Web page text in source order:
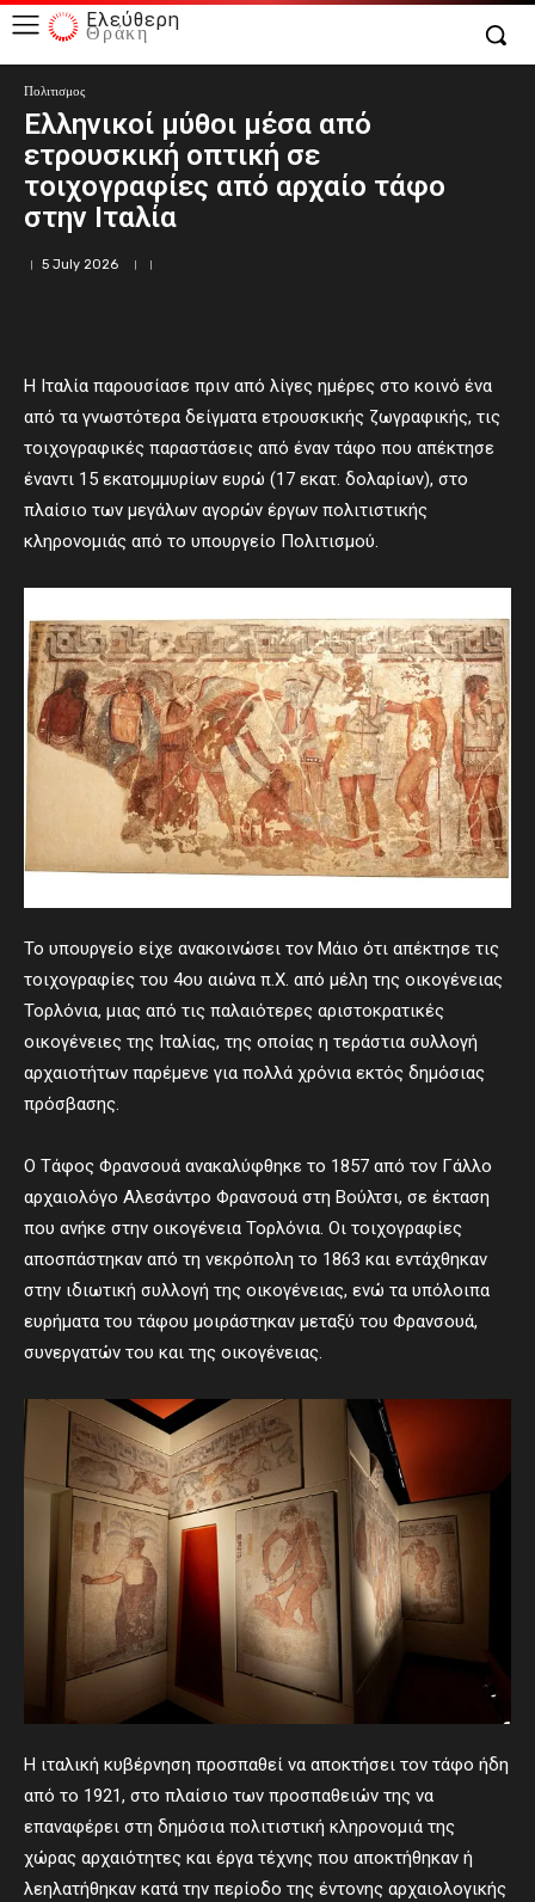
Ελεύθερη
Θράκη
Πολιτισμος
Ελληνικοί μύθοι μέσα από
ετρουσκική οπτική σε
τοιχογραφίες από αρχαίο τάφο
στην Ιταλία
5 July 2026
Η Ιταλία παρουσίασε πριν από λίγες ημέρες στο κοινό ένα
από τα γνωστότερα δείγματα ετρουσκικής ζωγραφικής, τις
τοιχογραφικές παραστάσεις από έναν τάφο που απέκτησε
έναντι 15 εκατομμυρίων ευρώ (17 εκατ. δολαρίων), στο
πλαίσιο των μεγάλων αγορών έργων πολιτιστικής
κληρονομιάς από το υπουργείο Πολιτισμού.
Το υπουργείο είχε ανακοινώσει τον Μάιο ότι απέκτησε τις
τοιχογραφίες του 4ου αιώνα π.Χ. από μέλη της οικογένειας
Τορλόνια, μιας από τις παλαιότερες αριστοκρατικές
οικογένειες της Ιταλίας, της οποίας η τεράστια συλλογή
αρχαιοτήτων παρέμενε για πολλά χρόνια εκτός δημόσιας
πρόσβασης.
Ο Τάφος Φρανσουά ανακαλύφθηκε το 1857 από τον Γάλλο
αρχαιολόγο Αλεσάντρο Φρανσουά στη Βούλτσι, σε έκταση
που ανήκε στην οικογένεια Τορλόνια. Οι τοιχογραφίες
αποσπάστηκαν από τη νεκρόπολη το 1863 και εντάχθηκαν
στην ιδιωτική συλλογή της οικογένειας, ενώ τα υπόλοιπα
ευρήματα του τάφου μοιράστηκαν μεταξύ του Φρανσουά,
συνεργατών του και της οικογένειας.
Η ιταλική κυβέρνηση προσπαθεί να αποκτήσει τον τάφο ήδη
από το 1921, στο πλαίσιο των προσπαθειών της να
επαναφέρει στη δημόσια πολιτιστική κληρονομιά της
χώρας αρχαιότητες και έργα τέχνης που αποκτήθηκαν ή
λεηλατήθηκαν κατά την περίοδο της έντονης αρχαιολογικής